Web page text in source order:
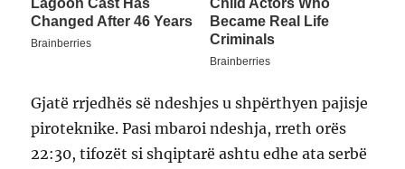
Gjatë rrjedhës së ndeshjes u shpërthyen pajisje
piroteknike. Pasi mbaroi ndeshja, rreth orës
22:30, tifozët si shqiptarë ashtu edhe ata serbë